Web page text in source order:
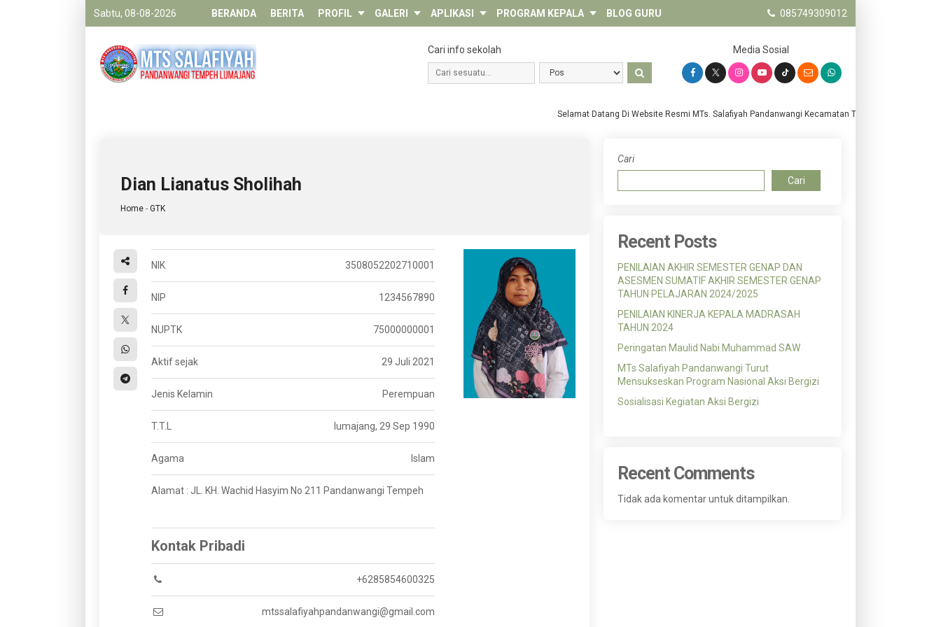
Sabtu, 08-08-2026 BERANDA BERITA PROFIL GALERI APLIKASI PROGRAM KEPALA BLOG GURU 085749309012
Cari info sekolah Media Sosial
Selamat Datang Di Website Resmi MTs. Salafiyah Pandanwangi Kecamatan Tempeh Kabupaten
Dian Lianatus Sholihah
Home - GTK
NIK 3508052202710001
NIP 1234567890
NUPTK 75000000001
Aktif sejak 29 Juli 2021
Jenis Kelamin Perempuan
T.T.L lumajang, 29 Sep 1990
Agama Islam
Alamat : JL. KH. Wachid Hasyim No 211 Pandanwangi Tempeh
Kontak Pribadi
+6285854600325
mtssalafiyahpandanwangi@gmail.com
Cari
Cari
Recent Posts
PENILAIAN AKHIR SEMESTER GENAP DAN
ASESMEN SUMATIF AKHIR SEMESTER GENAP
TAHUN PELAJARAN 2024/2025
PENILAIAN KINERJA KEPALA MADRASAH
TAHUN 2024
Peringatan Maulid Nabi Muhammad SAW
MTs Salafiyah Pandanwangi Turut
Mensukseskan Program Nasional Aksi Bergizi
Sosialisasi Kegiatan Aksi Bergizi
Recent Comments
Tidak ada komentar untuk ditampilkan.